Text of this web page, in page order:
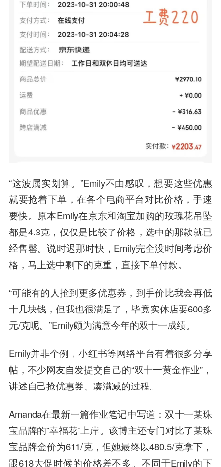
“这波属实划算。”Emily不由感叹，想要这些优惠
就要抢着下单，在各个电商平台对比价格，手速
要快。原本Emily在京东和淘宝加购的玫瑰花吊坠
都是4.3克，仅仅是比较了价格，选中的那款就已
经售罄。说时迟那时快，Emily完全没时间考虑价
格，马上选中剩下的克重，直接下单付款。
“可能有的人抢到更多优惠券，到手价比我会再低
十几块钱，但我也很满足了，毕竟实体店要600多
元/克呢。”Emily颇为满意今年的双十一成绩。
Emily并非个例，小红书等网络平台有着很多分享
帖，不少网友自发提交自己的“双十一黄金作业”，
讲述自己抢优惠券、凑满减的过程。
Amanda在最新一篇作业笔记中写道：双十一某珠
宝品牌的“幸福花”上岸。该博主还专门对比了某珠
宝品牌金价为611/克，但她最终以480.5/克拿下，
跟618大促时候的价格差不多。不同于Emily的下